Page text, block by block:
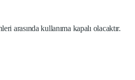
arasında kullanıma kapalı olacaktır.